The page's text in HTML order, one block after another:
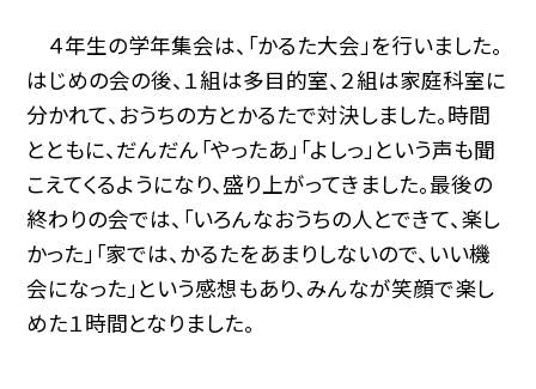
４年生の学年集会は、「かるた大会」を行いました。
はじめの会の後、１組は多目的室、２組は家庭科室に
分かれて、おうちの方とかるたで対決しました。時間
とともに、だんだん「やったあ」「よしっ」という声も聞
こえてくるようになり、盛り上がってきました。最後の
終わりの会では、「いろんなおうちの人とできて、楽し
かった」「家では、かるたをあまりしないので、いい機
会になった」という感想もあり、みんなが笑顔で楽し
めた１時間となりました。